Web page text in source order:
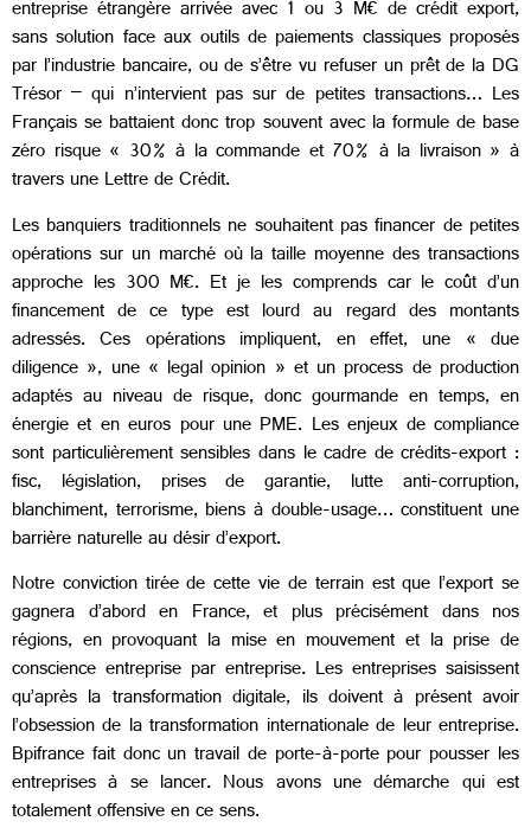
entreprise étrangère arrivée avec 1 ou 3 M€ de crédit export,
sans solution face aux outils de paiements classiques proposés
par l’industrie bancaire, ou de s’être vu refuser un prêt de la DG
Trésor – qui n’intervient pas sur de petites transactions… Les
Français se battaient donc trop souvent avec la formule de base
zéro risque « 30% à la commande et 70% à la livraison » à
travers une Lettre de Crédit.
Les banquiers traditionnels ne souhaitent pas financer de petites
opérations sur un marché où la taille moyenne des transactions
approche les 300 M€. Et je les comprends car le coût d’un
financement de ce type est lourd au regard des montants
adressés. Ces opérations impliquent, en effet, une « due
diligence », une « legal opinion » et un process de production
adaptés au niveau de risque, donc gourmande en temps, en
énergie et en euros pour une PME. Les enjeux de compliance
sont particulièrement sensibles dans le cadre de crédits-export :
fisc, législation, prises de garantie, lutte anti-corruption,
blanchiment, terrorisme, biens à double-usage… constituent une
barrière naturelle au désir d’export.
Notre conviction tirée de cette vie de terrain est que l’export se
gagnera d’abord en France, et plus précisément dans nos
régions, en provoquant la mise en mouvement et la prise de
conscience entreprise par entreprise. Les entreprises saisissent
qu’après la transformation digitale, ils doivent à présent avoir
l’obsession de la transformation internationale de leur entreprise.
Bpifrance fait donc un travail de porte-à-porte pour pousser les
entreprises à se lancer. Nous avons une démarche qui est
totalement offensive en ce sens.